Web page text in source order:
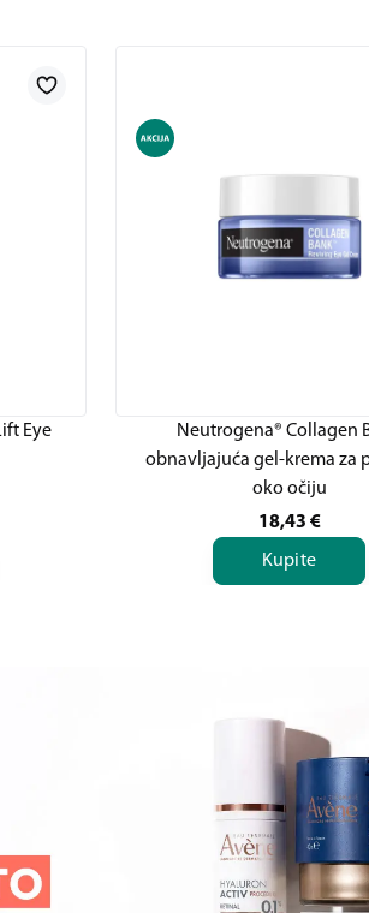
Eye
Neutrogena® Collagen
obnavljajuća gel-krema za
oko očiju
18,43 €
Kupite